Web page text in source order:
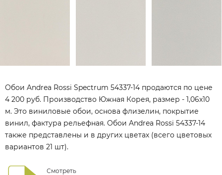
Обои Andrea Rossi Spectrum 54337-14 продаются по цене
4 200 руб. Производство Южная Корея, размер - 1,06x10
м. Это виниловые обои, основа флизелин, покрытие
винил, фактура рельефная. Обои Andrea Rossi 54337-14
также представлены и в других цветах (всего цветовых
вариантов 21 шт).
Смотреть